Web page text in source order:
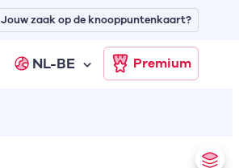
NL-BE Premium
Jouw zaak op de knooppuntenkaart?